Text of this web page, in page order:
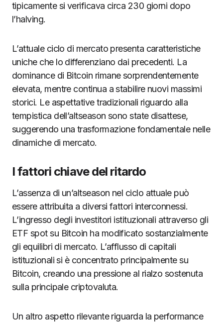
tipicamente si verificava circa 230 giorni dopo
l’halving.
L’attuale ciclo di mercato presenta caratteristiche
uniche che lo differenziano dai precedenti. La
dominance di Bitcoin rimane sorprendentemente
elevata, mentre continua a stabilire nuovi massimi
storici. Le aspettative tradizionali riguardo alla
tempistica dell’altseason sono state disattese,
suggerendo una trasformazione fondamentale nelle
dinamiche di mercato.
I fattori chiave del ritardo
L’assenza di un’altseason nel ciclo attuale può
essere attribuita a diversi fattori interconnessi.
L’ingresso degli investitori istituzionali attraverso gli
ETF spot su Bitcoin ha modificato sostanzialmente
gli equilibri di mercato. L’afflusso di capitali
istituzionali si è concentrato principalmente su
Bitcoin, creando una pressione al rialzo sostenuta
sulla principale criptovaluta.
Un altro aspetto rilevante riguarda la performance